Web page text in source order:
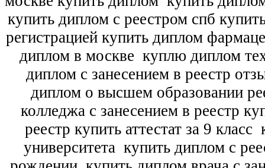
купить диплом с реестром спб
регистрацией купить диплом
диплом в москве куплю диплом
диплом с занесением в реестр
диплом о высшем образовании
колледжа с занесением в реестр
реестр купить аттестат за 9 класс
университета купить диплом с